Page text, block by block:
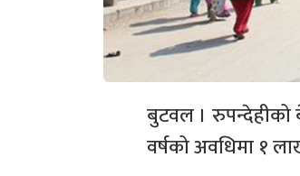
बुटवल । रुपन्देहीको
वर्षको अवधिमा १